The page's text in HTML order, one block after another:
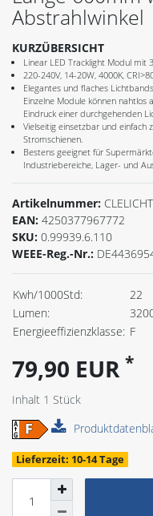
Abstrahlwinkel
KURZÜBERSICHT
Linear LED Tracklight Modul mit
220-240V, 14-20W, 4000K,
Elegantes und flaches
Einzelne Module können
Eindruck einer durchgehenden
Vielseitig einsetzbar und einfach
Stromschienen.
Bestens geeignet für
Industriebereiche, Lager- und
Artikelnummer:
EAN: 4250377967772
SKU: 0.99939.6.110
WEEE-Reg.-Nr.:
Kwh/1000Std:
22
Lumen:
Energieeffizienzklasse: F
79,90 EUR *
Inhalt 1 Stück
Lieferzeit: 10-14 Tage